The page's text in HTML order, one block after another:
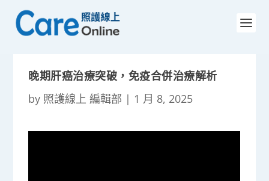
晚期肝癌治療突破，免疫合併治療解析
by 照護線上 編輯部 | 1 月 8, 2025